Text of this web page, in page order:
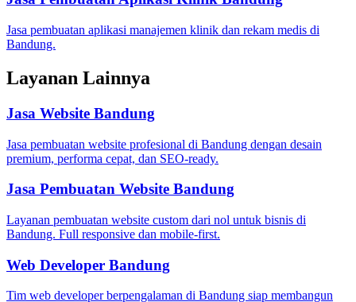
Jasa pembuatan aplikasi manajemen klinik dan rekam medis di
Bandung.
Layanan Lainnya
Jasa Website Bandung
Jasa pembuatan website profesional di Bandung dengan desain
premium, performa cepat, dan SEO-ready.
Jasa Pembuatan Website Bandung
Layanan pembuatan website custom dari nol untuk bisnis di
Bandung. Full responsive dan mobile-first.
Web Developer Bandung
Tim web developer berpengalaman di Bandung siap membangun